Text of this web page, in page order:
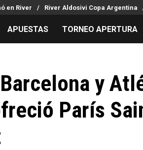
en River River Aldosivi Copa Argentina
Streaming
Entradas
Hinchas
Los goles de River
APUESTAS TORNEO APERTURA
y
París